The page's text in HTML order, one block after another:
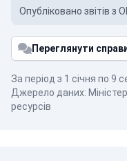
Опубліковано звітів з
Переглянути
За період з 1 січня по 9
Джерело даних:
ресурсів